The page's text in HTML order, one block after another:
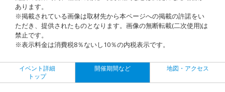
あります。
※掲載されている画像は取材先から本ページへの掲載の許諾をい
ただき、提供されたものとなります。画像の無断転載(二次使用)は
禁止です。
※表示料金は消費税8％ないし10％の内税表示です。
イベント詳細
トップ
開催期間など 地図・アクセス